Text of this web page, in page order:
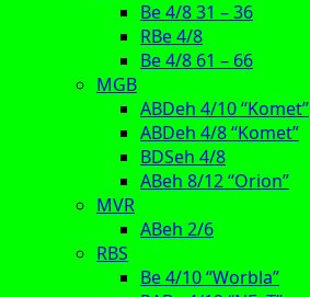
Be 4/8 31 – 36
RBe 4/8
Be 4/8 61 – 66
MGB
ABDeh 4/10 “Komet”
ABDeh 4/8 “Komet”
BDSeh 4/8
ABeh 8/12 “Orion”
MVR
ABeh 2/6
RBS
Be 4/10 “Worbla”